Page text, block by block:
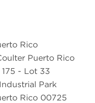
Rico
Puerto Rico
175 - Lot 33
Park
Rico 00725